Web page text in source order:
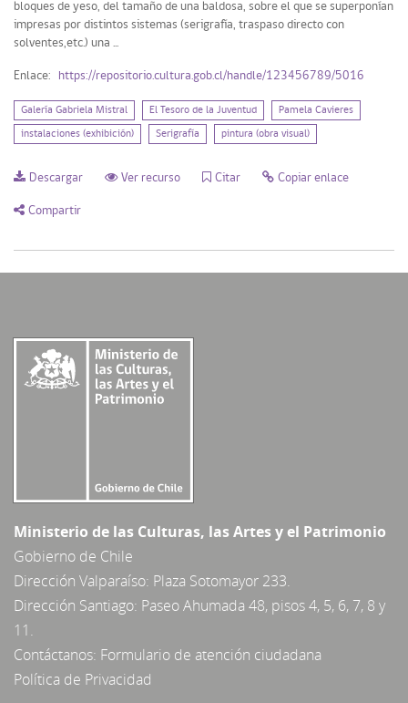
Mi Repositorio
Acceder
Registrarse
bloques de yeso, del tamaño de una baldosa, sobre el que se superponían
impresas por distintos sistemas (serigrafía, traspaso directo con
solventes,etc.) una ...
Enlace: https://repositorio.cultura.gob.cl/handle/123456789/5016
Galería Gabriela Mistral El Tesoro de la Juventud Pamela Cavieres
instalaciones (exhibición) Serigrafía pintura (obra visual)
Descargar Ver recurso Citar Copiar enlace
Compartir
Ministerio de las Culturas, las Artes y el Patrimonio
Gobierno de Chile
Dirección Valparaíso: Plaza Sotomayor 233.
Dirección Santiago: Paseo Ahumada 48, pisos 4, 5, 6, 7, 8 y
11.
Contáctanos: Formulario de atención ciudadana
Política de Privacidad